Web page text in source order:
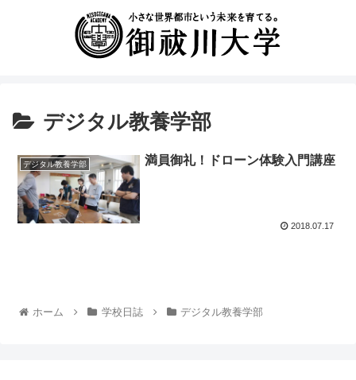
デジタル教養学部
デジタル教養学部 満員御礼！ドローン体験入門講座
2018.07.17
ホーム 学校日誌 デジタル教養学部